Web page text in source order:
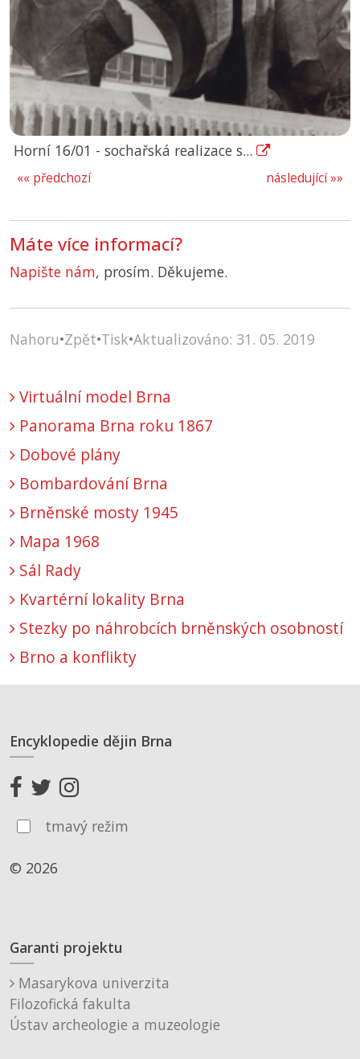
Horní 16/01 - sochařská realizace s...
následující »»
«« předchozí
Máte více informací?
Napište nám, prosím. Děkujeme.
Nahoru•Zpět•Tisk•Aktualizováno: 31. 05. 2019
Virtuální model Brna
Panorama Brna roku 1867
Dobové plány
Bombardování Brna
Brněnské mosty 1945
Mapa 1968
Sál Rady
Kvartérní lokality Brna
Stezky po náhrobcích brněnských osobností
Brno a konflikty
Encyklopedie dějin Brna
tmavý režim
© 2026
Garanti projektu
Masarykova univerzita
Filozofická fakulta
Ústav archeologie a muzeologie